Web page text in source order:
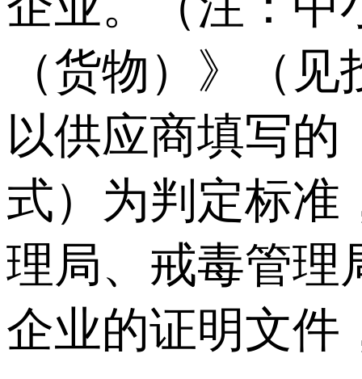
（货物）》（
以供应商填写的
式）为判定标准
理局、戒毒管理
企业的证明文件